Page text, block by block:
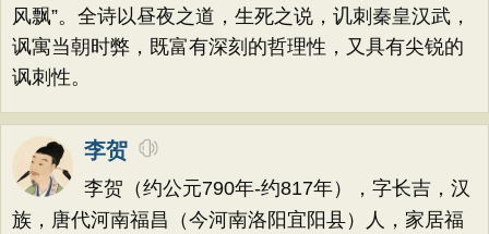
风飘”。全诗以昼夜之道，生死之说，讥刺秦皇汉武，
讽寓当朝时弊，既富有深刻的哲理性，又具有尖锐的
讽刺性。
李贺
李贺（约公元790年-约817年），字长吉，汉
族，唐代河南福昌（今河南洛阳宜阳县）人，家居福